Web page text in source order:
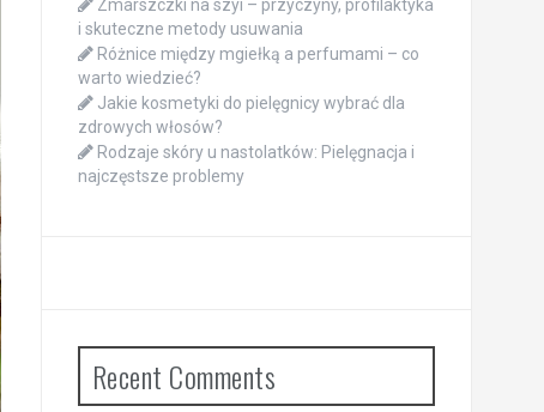
Zmarszczki na szyi – przyczyny, profilaktyka
i skuteczne metody usuwania
Różnice między mgiełką a perfumami – co
warto wiedzieć?
Jakie kosmetyki do pielęgnicy wybrać dla
zdrowych włosów?
Rodzaje skóry u nastolatków: Pielęgnacja i
najczęstsze problemy
Recent Comments